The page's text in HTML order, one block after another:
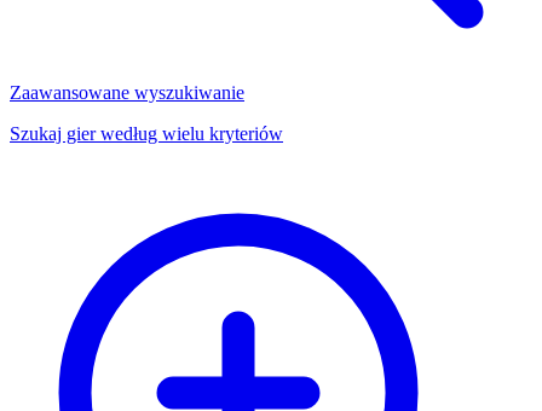
Zaawansowane wyszukiwanie
Szukaj gier według wielu kryteriów